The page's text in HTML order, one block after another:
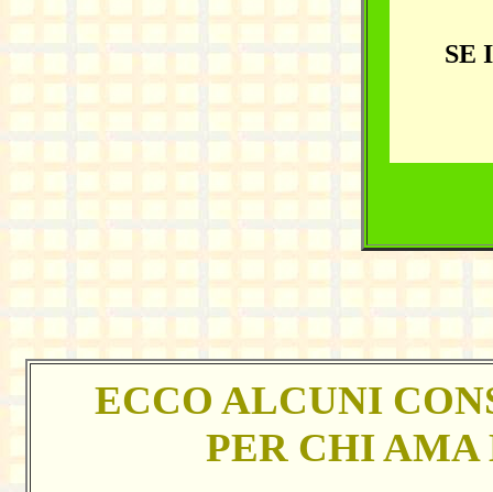
SE
ECCO ALCUNI
PER CHI AMA